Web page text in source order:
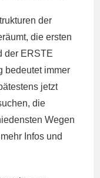
der
die ersten
der ERSTE
bedeutet immer
jetzt
die
Wegen
Infos und